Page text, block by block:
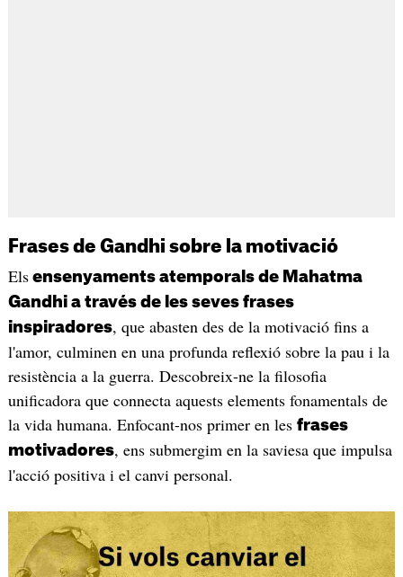
Frases de Gandhi sobre la motivació
Elsensenyaments atemporals de Mahatma
Gandhi a través de les seves frases
inspiradores, que abasten des de la motivació fins a
l'amor, culminen en una profunda reflexió sobre la pau i la
resistència a la guerra. Descobreix-ne la filosofia
unificadora que connecta aquests elements fonamentals de
la vida humana. Enfocant-nos primer en les frases
motivadores, ens submergim en la saviesa que impulsa
l'acció positiva i el canvi personal.